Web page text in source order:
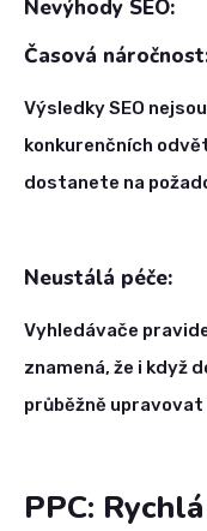
Nevýhody SEO:
Časová
Výsledky SEO
konkurenčních
dostanete na
Neustálá péče:
Vyhledávače
znamená, že i když
průběžně
PPC: